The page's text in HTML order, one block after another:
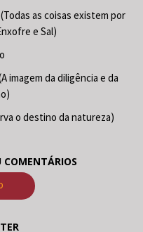
as coisas existem por
e Sal)
imagem da diligência e da
o destino da natureza)
COMENTÁRIOS